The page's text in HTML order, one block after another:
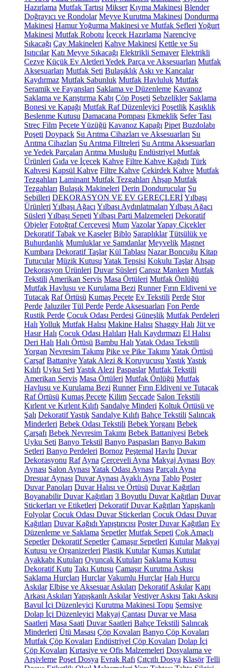
Hazırlama Mutfak Tartısı Mikser Kıyma Makinesi Blender
Doğrayıcı ve Rondolar Meyve Kurutma Makinesi Dondurma
Makinesi Hamur Yoğurma Makinesi ve Mutfak Şefleri Yoğurt
Makinesi Mutfak Robotu İçecek Hazırlama Narenciye
Sıkacağı Çay Makineleri Kahve Makinesi Kettle ve Su
Isıtıcılar Katı Meyve Sıkacağı Elektrikli Semaver Elektrikli
Cezve Küçük Ev Aletleri Yedek Parça ve Aksesuarları Mutfak
Aksesuarları Mutfak Seti Bulaşıklık Askı ve Kancalar
Kaydırmaz Mutfak Sabunluk Mutfak Havluluk Mutfak
Seramik ve Fayansları Saklama ve Düzenleme Kavanoz
Saklama ve Karıştırma Kabı Çöp Poşeti Sebzelikler Saklama
Bonesi ve Kapağı Mutfak Raf Düzenleyici Poşetlik Kaşıklık
Beslenme Kutusu Damacana Pompası Ekmeklik Sefer Tası
Streç Film Peçete Yüzüğü Kavanoz Kapağı Pipet Buzdolabı
Poşeti Doypack Su Arıtma Cihazları ve Aksesuarları Su
Arıtma Cihazları Su Arıtma Filtreleri Su Arıtma Aksesuarları
ve Yedek Parçaları Arıtma Musluğu Endüstriyel Mutfak
Ürünleri Gıda ve İçecek Kahve Filtre Kahve Kağıdı Türk
Kahvesi Kapsül Kahve Filtre Kahve Çekirdek Kahve Mutfak
Tezgahları Laminant Mutfak Tezgahları Ahşap Mutfak
Tezgahları Bulaşık Makineleri Derin Dondurucular Su
Sebilleri DEKORASYON VE EV GEREÇLERİYılbaşı
Ürünleri Yılbaşı Ağacı Yılbaşı Aydınlatmaları Yılbaşı Ağacı
Süsleri Yılbaşı Sepeti Yılbaşı Parti Malzemeleri Dekoratif
Objeler Fotoğraf Çerçevesi Mum VazolarYapay Çiçekler
Dekoratif Tabak ve Kaseler Biblo Şaraplıklar Tütsülük ve
Buhurdanlık Mumluklar ve Şamdanlar Meyvelik Magnet
Kumbara Dekoratif Taşlar Kül Tablası Nazar Boncuğu Kitap
Tutucular Müzik Kutusu Yatak Tepsisi Kokulu Taşlar Ahşap
Dekorasyon Ürünleri Duvar Süsleri Cansız Manken Mutfak
Tekstili Amerikan Servis Masa Örtüleri Mutfak Önlüğü
Mutfak Havlusu ve Kurulama Bezi Runner Fırın Eldiveni ve
Tutacak Raf Örtüsü Kumaş Peçete Ev Tekstili Perde Stor
Perde Jaluziler Tül Perde Perde Aksesuarları Fon Perde
Rustik Perde Çocuk Odası Perdesi Güneşlik Mutfak Perdeleri
Halı Yolluk Mutfak Halısı Makine Halısı Shaggy Halı Jüt ve
Hasır Halı Çocuk Odası Halıları Halı Kaydırmazı El Halısı
Deri Halı Halı Örtüsü Bambu Halı Yatak Odası Tekstili
Yorgan Nevresim Takımı Pike ve Pike Takımı Yatak Örtüsü
Çarşaf BattaniyeYatak Alezi & Koruyucusu YastıkYastık
Kılıfı Uyku Seti Yastık Alezi Paspaslar Mutfak Tekstili
Amerikan Servis Masa Örtüleri Mutfak Önlüğü Mutfak
Havlusu ve Kurulama Bezi Runner Fırın Eldiveni ve Tutacak
Raf Örtüsü Kumaş Peçete Kilim Seccade Salon Tekstili
Kırlent ve Kırlent Kılıfı Sandalye Minderi Koltuk Örtüsü ve
Şalı Dekoratif Yastık Sandalye Kılıfı Bahçe Tekstili Salıncak
Minderleri Bebek Odası Tekstili Bebek Yorganı Bebek
Çarşafı Bebek Nevresim Takımı Bebek Battaniyesi Bebek
Uyku Seti Banyo Tekstil Banyo Paspasları Banyo Bakım
Setleri Banyo Perdeleri Bornoz Peştemal Havlu Duvar
Dekorasyonu Raf Ayna Çerçeveli Ayna Makyaj Aynası Boy
Aynası Salon Aynası Yatak Odası Aynası Parçalı Ayna
Dresuar Aynası Duvar Aynası Ayaklı Ayna Tablo Poster
Duvar Panoları Duvar Halısı ve Örtüsü Duvar Kağıtları
Boyanabilir Duvar Kağıtları 3 Boyutlu Duvar Kağıtları Duvar
Stickerları ve Etiketleri Dekoratif Duvar Kağıtları Yapışkanlı
Folyolar Çocuk Odası Duvar Stickerları Çocuk Odası Duvar
Kağıtları Duvar Kağıdı Yapıştırıcısı Poster Duvar Kağıtları Ev
Düzenleme ve Saklama Sepetler Mutfak Sepeti Çok Amaçlı
Sepetler Dekoratif Sepetler Çamaşır Sepetleri Kutular Makyaj
Kutusu ve Organizerleri Plastik Kutular Kumaş Kutular
Ayakkabı Kutuları Oyuncak Kutuları Saklama Kutusu
Dekoratif Kutu Takı Kutusu Çamaşır Kurutma Askısı
Saklama Hurçları Hurçlar Vakumlu Hurçlar Halı Hurcu
Askılar Elbise ve Aksesuar Askıları Dekoratif Askılar Kapı
Arkası Askıları Yapışkanlı Askılar Vestiyer Askısı Takı Askısı
Bavul İçi Düzenleyici Kurutma Makinesi Topu Şemsiye
Dolap İçi Düzenleyici Makyaj Çantası Duvar ve Masa
Saatleri Masa Saati Duvar Saatleri Bahçe Tekstili Salıncak
Minderleri Ütü Masası Çöp Kovaları Banyo Çöp Kovaları
Mutfak Çöp Kovaları Endüstriyel Çöp Kovaları Dolap İçi
Çöp Kovaları Kırtasiye ve Ofis Malzemeleri Dosyalama ve
Arşivleme Poşet Dosya Evrak Rafı Çıtçıtlı Dosya Klasör Telli